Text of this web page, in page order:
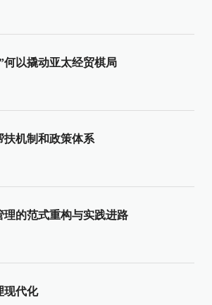
何以撬动亚太经贸棋局
扶机制和政策体系
理的范式重构与实践进路
现代化